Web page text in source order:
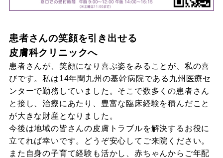
患者さんの笑顔を引き出せる
皮膚科クリニックへ
患者さんが、笑顔になり喜ぶ姿をみることが、私の喜
びです。私は14年間九州の基幹病院である九州医療セ
ンターで勤務していました。そこで数多くの患者さん
と接し、治療にあたり、豊富な臨床経験を積んだこと
が大きな財産となりました。
今後は地域の皆さんの皮膚トラブルを解決するお役に
立てれば幸いです。どうぞ安心してご来院ください。
また自身の子育て経験も活かし、赤ちゃんからご年配